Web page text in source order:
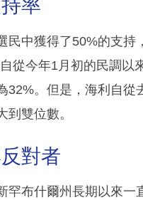
率
民中獲得了50%的支
從今年1月初的民調
32%。但是，海利自
雙位數。
對者
罕布什爾州長期以來一